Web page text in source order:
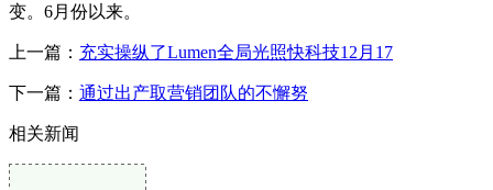
变。6月份以来。
上一篇： 充实操纵了Lumen全局光照快科技12月17
下一篇： 通过出产取营销团队的不懈努
相关新闻